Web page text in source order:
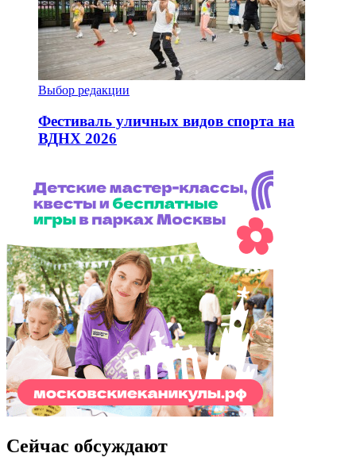
Выбор редакции
Фестиваль уличных видов спорта на
ВДНХ 2026
Сейчас обсуждают